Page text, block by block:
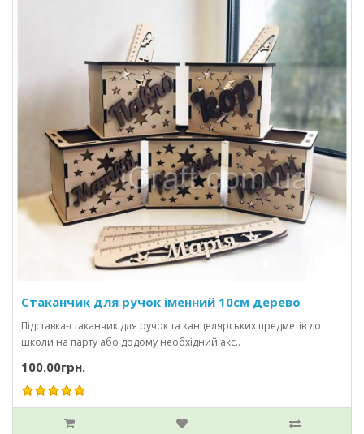
Стаканчик для ручок іменний 10см дерево
Підставка-стаканчик для ручок та канцелярських предметів до
школи на парту або додому необхідний акс..
100.00грн.